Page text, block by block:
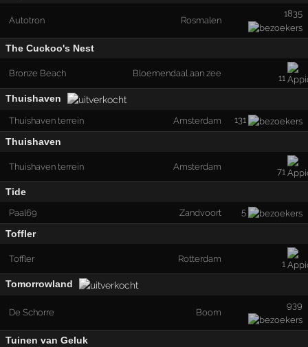
Autotron Rosmalen
1835
The Cuckoo's Nest
Bronze Beach Bloemendaal aan zee 11
Thuishaven
Thuishaven terrein Amsterdam 131
Thuishaven
Thuishaven terrein Amsterdam 71
Tide
Paal69 Zandvoort 5
Toffler
Toffler Rotterdam 1
Tomorrowland
De Schorre Boom
939
Tuinen van Geluk